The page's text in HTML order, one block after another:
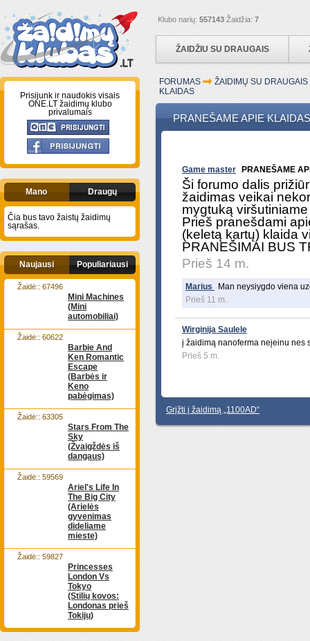
Klubo narių: 557143 Žaidžia: 7
ŽAIDŽIU SU DRAUGAIS
Prisijunk ir naudokis visais
ONE.LT žaidimų klubo
privalumais
Mano Draugų
Čia bus tavo žaistų žaidimų
sąrašas.
Naujausi Populiariausi
Mini Machines
(Mini
automobiliai)
Žaidė:: 67496
Barbie And
Ken Romantic
Escape
(Barbės ir
Keno
pabėgimas)
Žaidė:: 60622
Stars From The
Sky
(Žvaigždės iš
dangaus)
Žaidė:: 63305
Ariel's Life In
The Big City
(Arielės
gyvenimas
dideliame
mieste)
Žaidė:: 59569
Princesses
London Vs
Tokyo
(Stilių kovos:
Londonas prieš
Tokijų)
Žaidė:: 59827
FORUMAS
ŽAIDIMŲ SU
KLAIDAS
PRANEŠAME APIE KLAIDAS
Game master PRANEŠAME
Ši forumo dalis
žaidimas veikai
mygtuką
Prieš pranešdami
(keletą kartų) klaida
PRANEŠIMAI BUS
Prieš 14 m.
Marius
Man neysiygdo viena
Prieš 11 m.
Wirginija Saulele
į žaidimą nanoferma neįeinu nes
Prieš 5 m.
Grįžti į žaidimą „1100AD“